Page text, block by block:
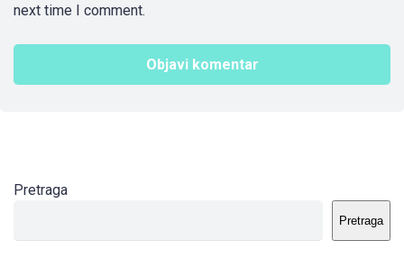
next time I comment.
Pretraga
Pretraga